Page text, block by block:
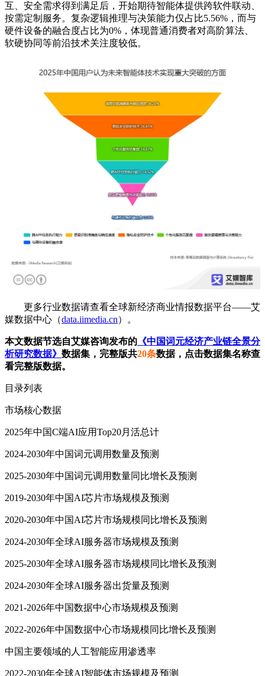
互、安全需求得到满足后，开始期待智能体提供跨软件联动、
按需定制服务。复杂逻辑推理与决策能力仅占比5.56%，而与
硬件设备的融合度占比为0%，体现普通消费者对高阶算法、
软硬协同等前沿技术关注度较低。
更多行业数据请查看全球新经济商业情报数据平台——艾
媒数据中心（data.iimedia.cn）。
本文数据节选自艾媒咨询发布的 《中国词元经济产业链全景分
析研究数据》 数据集，完整版共20条数据，点击数据集名称查
看完整版数据。
目录列表
市场核心数据
2025年中国C端AI应用Top20月活总计
2024-2030年中国词元调用数量及预测
2025-2030年中国词元调用数量同比增长及预测
2019-2030年中国AI芯片市场规模及预测
2020-2030年中国AI芯片市场规模同比增长及预测
2024-2030年全球AI服务器市场规模及预测
2025-2030年全球AI服务器市场规模同比增长及预测
2024-2030年全球AI服务器出货量及预测
2021-2026年中国数据中心市场规模及预测
2022-2026年中国数据中心市场规模同比增长及预测
中国主要领域的人工智能应用渗透率
2022-2030年全球AI智能体市场规模及预测